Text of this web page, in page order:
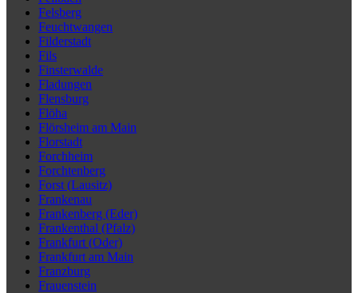
Felsberg
Feuchtwangen
Filderstadt
Fils
Finsterwalde
Fladungen
Flensburg
Flöha
Flörsheim am Main
Florstadt
Forchheim
Forchtenberg
Forst (Lausitz)
Frankenau
Frankenberg (Eder)
Frankenthal (Pfalz)
Frankfurt (Oder)
Frankfurt am Main
Franzburg
Frauenstein